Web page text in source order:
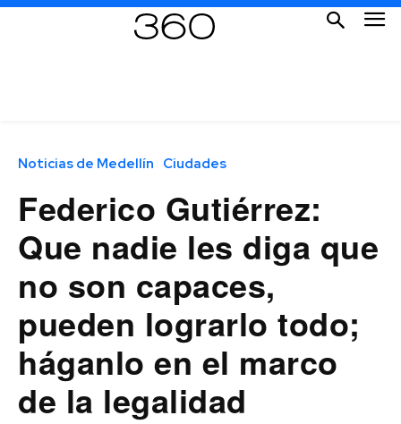
Noticias de Medellín Ciudades
Federico Gutiérrez:
Que nadie les diga que
no son capaces,
pueden lograrlo todo;
háganlo en el marco
de la legalidad